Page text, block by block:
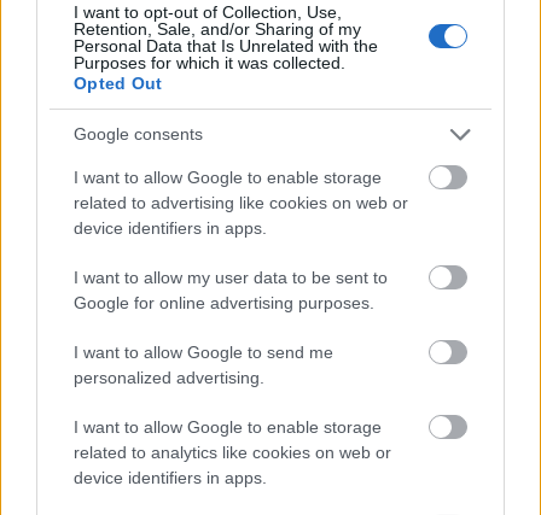
I want to opt-out of Collection, Use,
Retention, Sale, and/or Sharing of my
Personal Data that Is Unrelated with the
Purposes for which it was collected.
Opted Out
Google consents
I want to allow Google to enable storage
related to advertising like cookies on web or
device identifiers in apps.
I want to allow my user data to be sent to
Google for online advertising purposes.
I want to allow Google to send me
personalized advertising.
I want to allow Google to enable storage
related to analytics like cookies on web or
device identifiers in apps.
Országos hírek
Kecskeméten is szakirányú
Egyetem
Aktuális
Feltárulnak a Balaton titkai
Országos hírek
A LAKOSSÁGRA IS FONTOS SZEREP HÁRUL A
HÍRDETÉS